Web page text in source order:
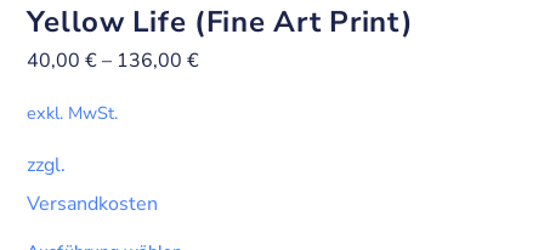
Yellow Life (Fine Art Print)
40,00€– 136,00€
exkl. MwSt.
zzgl.
Versandkosten